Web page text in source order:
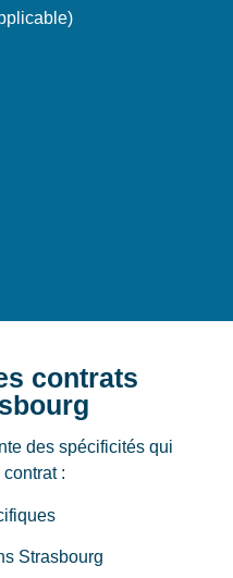
contrats
des spécificités qui
:
Strasbourg